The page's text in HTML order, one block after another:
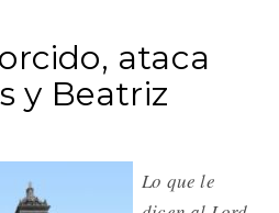
ataca
y Beatriz
Lo que le